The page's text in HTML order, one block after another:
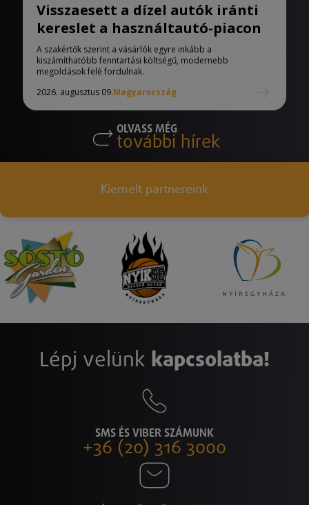
Visszaesett a dízel autók iránti
kereslet a használtautó-piacon
A szakértők szerint a vásárlók egyre inkább a
kiszámíthatóbb fenntartási költségű, modernebb
megoldások felé fordulnak.
2026. augusztus 09.Magyarország
OLVASS MÉG
további hírek
Kiemelt partnereink
Lépj velünk kapcsolatba!
SMS ÉS VIBER SZÁMUNK
+36 (20) 316 3000